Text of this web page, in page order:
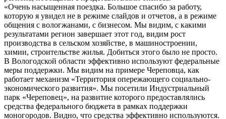
«Очень насыщенная поездка. Большое спасибо за работу,
которую я увидел не в режиме слайдов и отчетов, а в режиме
общения с вологжанами, с бизнесом. Мы видим, с какими
результатами регион завершает этот год, видим рост
производства в сельском хозяйстве, в машиностроении,
химии, строительстве жилья. Добиться этого было не просто.
В Вологодской области эффективно используют федеральные
меры поддержки. Мы видим на примере Череповца, как
работает механизм «Территория опережающего социально-
экономического развития». Мы посетили Индустриальный
парк «Череповец», на развитие которого предоставлялись
средства федерального бюджета в рамках поддержки
моногородов. Видно, что средства эффективно используются.